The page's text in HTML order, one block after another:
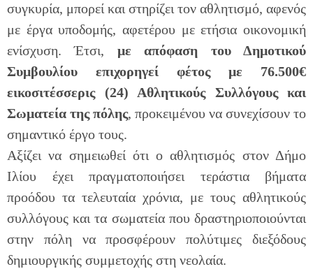
συγκυρία, μπορεί και στηρίζει τον αθλητισμό, αφενός
με έργα υποδομής, αφετέρου με ετήσια οικονομική
ενίσχυση. Έτσι, με απόφαση του Δημοτικού
Συμβουλίου επιχορηγεί φέτος με 76.500€
εικοσιτέσσερις (24) Αθλητικούς Συλλόγους και
Σωματεία της πόλης, προκειμένου να συνεχίσουν το
σημαντικό έργο τους.
Αξίζει να σημειωθεί ότι ο αθλητισμός στον Δήμο
Ιλίου έχει πραγματοποιήσει τεράστια βήματα
προόδου τα τελευταία χρόνια, με τους αθλητικούς
συλλόγους και τα σωματεία που δραστηριοποιούνται
στην πόλη να προσφέρουν πολύτιμες διεξόδους
δημιουργικής συμμετοχής στη νεολαία.